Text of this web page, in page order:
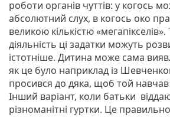
роботи органів чуттів: у когось
абсолютний слух, в когось око
великою кількістю
діяльність ці задатки можуть
істотніше. Дитина може сама
як це було наприклад із
просився до дяка, щоб той
Інший варіант, коли батьки
різноманітні гуртки. Це